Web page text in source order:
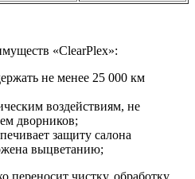
«ClearPlex»:
не менее 25 000 км
воздействиям, не
дворников;
защиту салона
выцветанию;
переносит чистку, обработку